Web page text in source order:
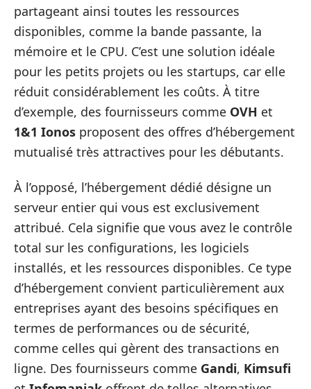
partageant ainsi toutes les ressources
disponibles, comme la bande passante, la
mémoire et le CPU. C’est une solution idéale
pour les petits projets ou les startups, car elle
réduit considérablement les coûts. À titre
d’exemple, des fournisseurs comme OVH et
1&1 Ionos proposent des offres d’hébergement
mutualisé très attractives pour les débutants.
À l’opposé, l’hébergement dédié désigne un
serveur entier qui vous est exclusivement
attribué. Cela signifie que vous avez le contrôle
total sur les configurations, les logiciels
installés, et les ressources disponibles. Ce type
d’hébergement convient particulièrement aux
entreprises ayant des besoins spécifiques en
termes de performances ou de sécurité,
comme celles qui gèrent des transactions en
ligne. Des fournisseurs comme Gandi, Kimsufi